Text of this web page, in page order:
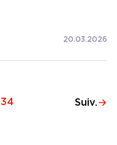
20.03.2026
34 Suiv.